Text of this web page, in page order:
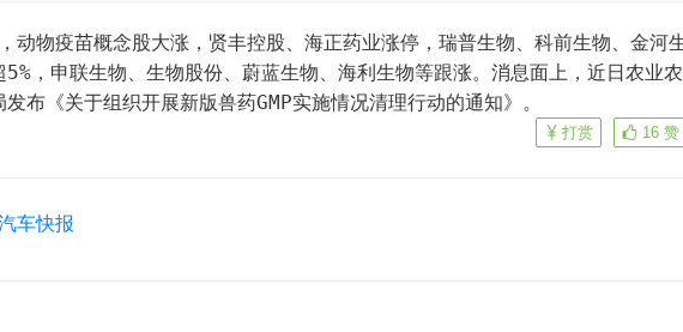
，申联生物、生物股份、蔚蓝生物、海利生物等跟涨。消息面上，近日农业农
布《关于组织开展新版兽药GMP实施情况清理行动的通知》。
16 赞
打赏
车快报